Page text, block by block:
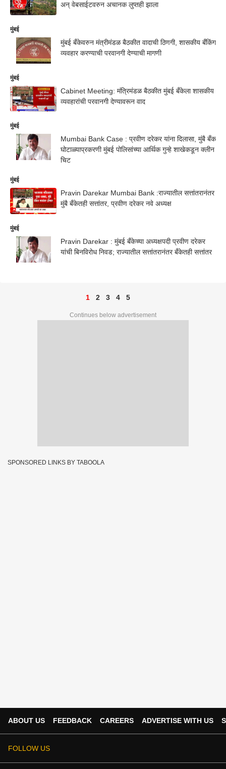
अन् वेबसाईटवरुन अचानक लुप्तही झाला
मुंबई
मुंबई बँकेवरुन मंत्रीमंडळ बैठकीत वादाची ठिणगी, शासकीय बँकिंग
व्यवहार करण्याची परवानगी देण्याची मागणी
मुंबई
Cabinet Meeting: मंत्रिमंडळ बैठकीत मुंबई बँकेला शासकीय
व्यवहारांची परवानगी देण्यावरून वाद
मुंबई
Mumbai Bank Case : प्रवीण दरेकर यांना दिलासा, मुंबै बँक
घोटाळ्याप्रकरणी मुंबई पोलिसांच्या आर्थिक गुन्हे शाखेकडून क्लीन
चिट
मुंबई
Pravin Darekar Mumbai Bank :राज्यातील सत्तांतरानंतर
मुंबै बँकेतही सत्तांतर, प्रवीण दरेकर नवे अध्यक्ष
मुंबई
Pravin Darekar : मुंबई बँकेच्या अध्यक्षपदी प्रवीण दरेकर
यांची बिनविरोध निवड; राज्यातील सत्तांतरानंतर बँकेतही सत्तांतर
1 2 3 4 5
Continues below advertisement
SPONSORED LINKS BY TABOOLA
ABOUT US FEEDBACK CAREERS ADVERTISE WITH US
FOLLOW US